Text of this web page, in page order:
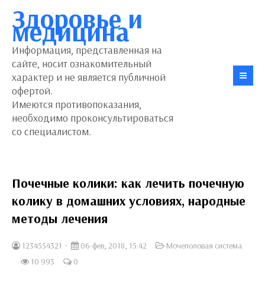
Здоровье и
медицина
Информация, представленная на
сайте, носит ознакомительный
характер и не является публичной
офертой.
Имеются противопоказания,
необходимо проконсультироваться
со специалистом.
Почечные колики: как лечить почечную
колику в домашних условиях, народные
методы лечения
1234554321 06-фев, 2018, 15:42
Мочеполовая система
10 993
0